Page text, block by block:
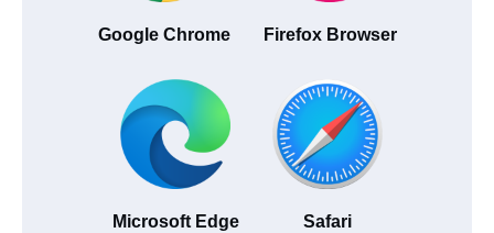
Google Chrome Firefox Browser
Microsoft Edge Safari